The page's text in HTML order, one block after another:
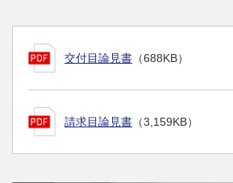
交付目論見書 （688KB）
請求目論見書 （3,159KB）